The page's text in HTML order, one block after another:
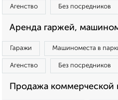
Агенство Без посредников
Аренда гаржей,
Гаражи Машиноместа в
Агенство Без посредников
Продажа коммерческой